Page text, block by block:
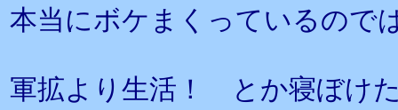
本当にボケまくっているので
軍拡より生活！ とか寝ぼけ